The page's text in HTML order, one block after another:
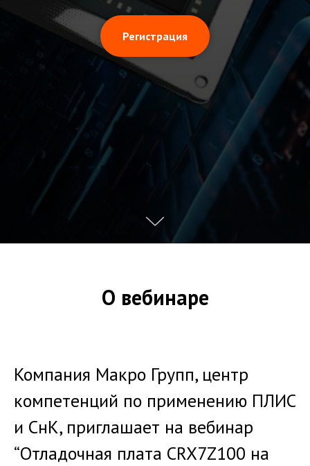
Регистрация
О вебинаре
Компания Макро Групп, центр
компетенций по применению ПЛИС
и СнК, приглашает на вебинар
“Отладочная плата CRX7Z100 на